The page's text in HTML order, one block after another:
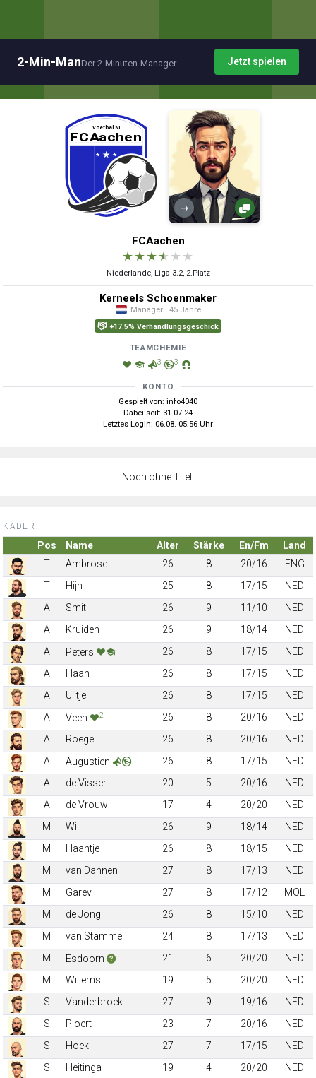
2-Min-ManDer 2-Minuten-Manager Jetzt spielen
→
FCAachen
★★★★ ★ ★
Niederlande, Liga 3.2, 2.Platz
Kerneels Schoenmaker
Manager · 45 Jahre
+17.5% Verhandlungsgeschick
TEAMCHEMIE
3 3
KONTO
Gespielt von: info4040
Dabei seit: 31.07.24
Letztes Login: 06.08. 05:56 Uhr
Noch ohne Titel.
KADER:
Pos Name Alter Stärke En/Fm
Land
T
Ambrose 26 8 20/16
ENG
T
Hijn 25 8 17/15
NED
A
Smit 26 9 11/10
NED
A
Kruiden 26 9 18/14
NED
A
Peters 26 8 17/15
NED
A
Haan 26 8 17/15
NED
A
Uiltje 26 8 17/15
NED
A
Veen 2 26 8 20/16
NED
A
Roege 26 8 20/16
NED
A
Augustien 26 8 17/15
NED
A
de Visser 20 5 20/16
NED
A
de Vrouw 17 4 20/20
NED
M
Will 26 9 18/14
NED
M
Haantje 26 8 18/15
NED
M
van Dannen 27 8 17/13
NED
M
Garev 27 8 17/12
MOL
M
de Jong 26 8 15/10
NED
M
van Stammel 24 8 17/13
NED
M
Esdoorn 21 6 20/20
NED
M
Willems 19 5 20/20
NED
S
Vanderbroek 27 9 19/16
NED
S
Ploert 23 7 20/16
NED
S
Hoek 27 7 17/15
NED
S
Heitinga 19 4 20/20 NED